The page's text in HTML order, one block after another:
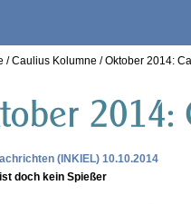
/Caulius Kolumne /Oktober 2014:
(INKIEL) 10.10.2014
doch kein Spießer